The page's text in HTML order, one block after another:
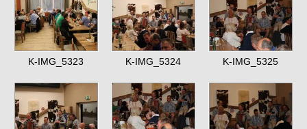
K-IMG_5323 K-IMG_5324 K-IMG_5325